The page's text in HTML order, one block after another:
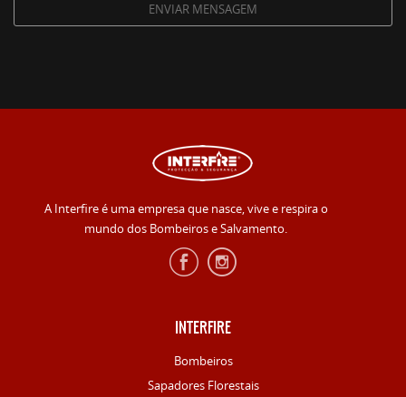
A Interfire é uma empresa que nasce, vive e respira o
mundo dos Bombeiros e Salvamento.
INTERFIRE
Bombeiros
Sapadores Florestais